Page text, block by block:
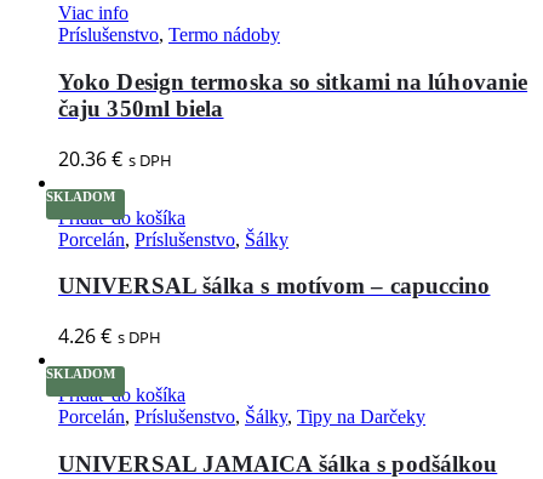
Viac info
Príslušenstvo, Termo nádoby
Yoko Design termoska so sitkami na lúhovanie
čaju 350ml biela
20.36€ s DPH
SKLADOM
Pridať do košíka
Porcelán, Príslušenstvo, Šálky
UNIVERSAL šálka s motívom – capuccino
4.26€ s DPH
SKLADOM
Pridať do košíka
Porcelán, Príslušenstvo, Šálky, Tipy na Darčeky
UNIVERSAL JAMAICA šálka s podšálkou